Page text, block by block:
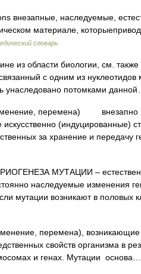
внезапные, наследуемые,
материале,
словарь
из области биологии, см.
с одним из
унаследовано потомками
перемена) внезапно
(индуцированные)
за хранение и
МУТАЦИИ –
наследуемые изменения
мутации возникают в
перемена),
свойств организма в
и генах. Мутации